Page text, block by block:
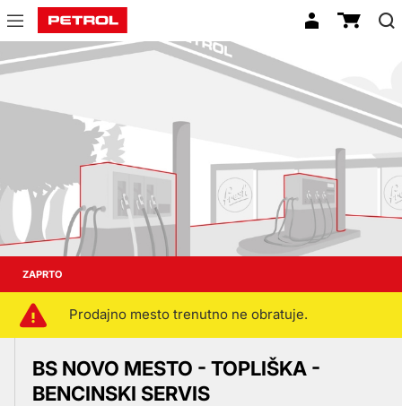
Prodajna
mesta
ZAPRTO
Prodajno mesto trenutno ne obratuje.
BS NOVO MESTO - TOPLIŠKA -
BENCINSKI SERVIS